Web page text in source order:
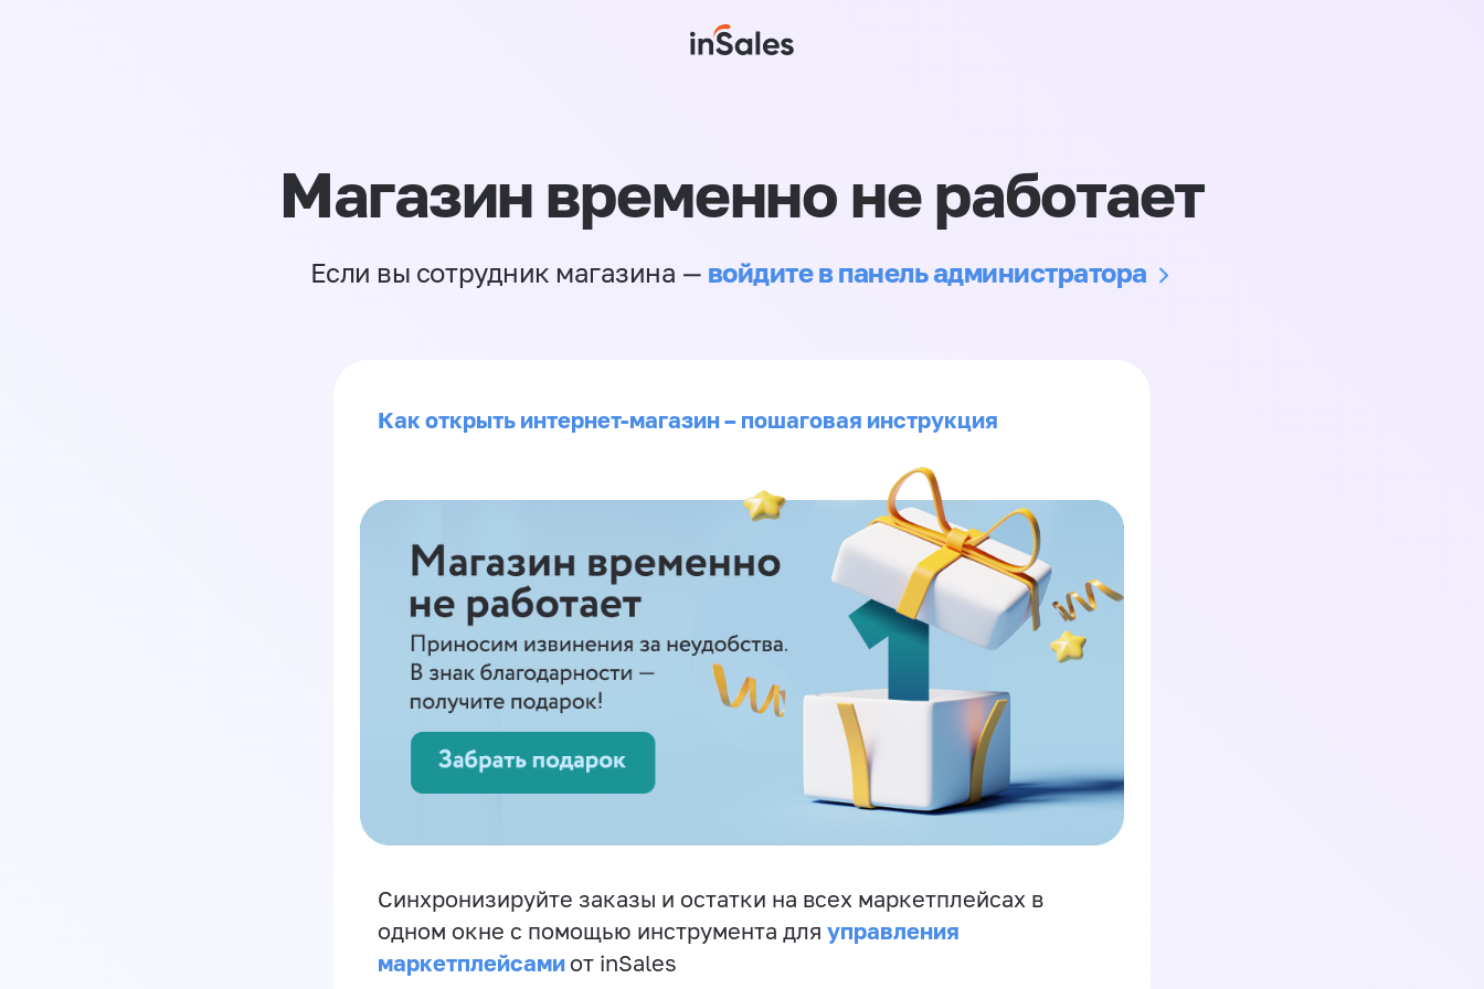
Магазин временно не работает
Если вы сотрудник магазина — войдите в панель администратора
Как открыть интернет-магазин – пошаговая инструкция
Синхронизируйте заказы и остатки на всех маркетплейсах в
одном окне с помощью инструмента для управления
маркетплейсами от inSales